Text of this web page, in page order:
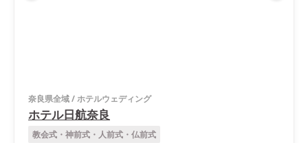
奈良県全域/ホテルウェディング
ホテル日航奈良
教会式・神前式・人前式・仏前式